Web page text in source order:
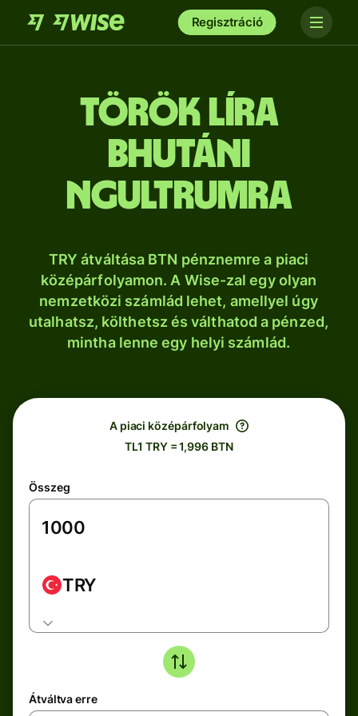
Regisztráció
török líra
bhutáni
ngultrumra
TRY átváltása BTN pénznemre a piaci
középárfolyamon. A Wise-zal egy olyan
nemzetközi számlád lehet, amellyel úgy
utalhatsz, költhetsz és válthatod a pénzed,
mintha lenne egy helyi számlád.
A piaci középárfolyam
TL1 TRY = 1,996 BTN
Összeg
TRY
Átváltva erre